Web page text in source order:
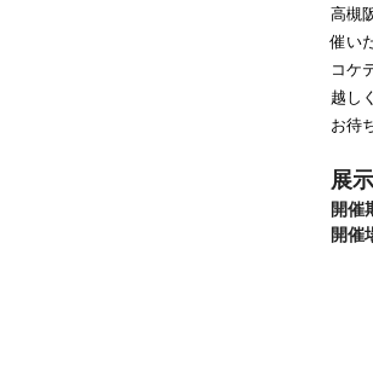
高槻
催い
コケ
越し
お待
展
開催
開催